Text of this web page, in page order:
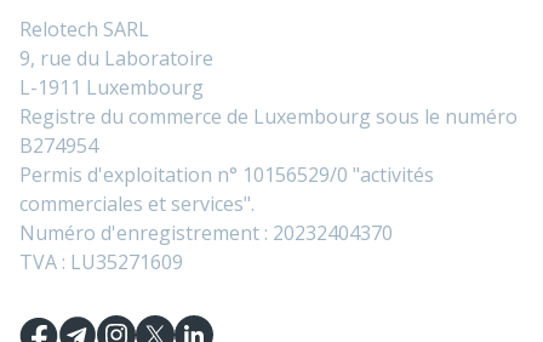
Relotech SARL
9, rue du Laboratoire
L-1911 Luxembourg
Registre du commerce de Luxembourg sous le numéro
B274954
Permis d'exploitation n° 10156529/0 "activités
commerciales et services".
Numéro d'enregistrement : 20232404370
TVA : LU35271609